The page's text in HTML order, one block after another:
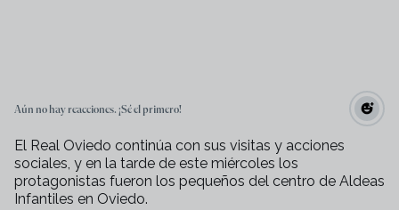
Aún no hay reacciones. ¡Sé el primero!
El Real Oviedo continúa con sus visitas y acciones
sociales, y en la tarde de este miércoles los
protagonistas fueron los pequeños del centro de Aldeas
Infantiles en Oviedo.